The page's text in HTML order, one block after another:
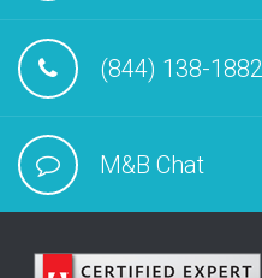
(844) 138-1882
M&B Chat